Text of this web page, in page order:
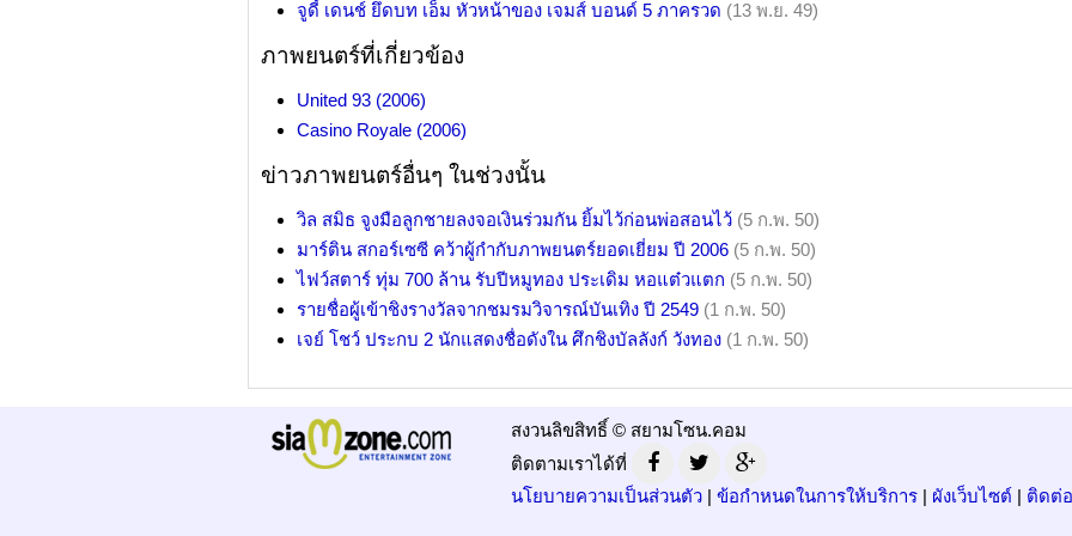
จูดี้ เดนช์ ยึดบท เอ็ม หัวหน้าของ เจมส์ บอนด์ 5 ภาครวด (13 พ.ย. 49)
ภาพยนตร์ที่เกี่ยวข้อง
United 93 (2006)
Casino Royale (2006)
ข่าวภาพยนตร์อื่นๆ ในช่วงนั้น
วิล สมิธ จูงมือลูกชายลงจอเงินร่วมกัน ยิ้มไว้ก่อนพ่อสอนไว้ (5 ก.พ. 50)
มาร์ติน สกอร์เซซี คว้าผู้กำกับภาพยนตร์ยอดเยี่ยม ปี 2006 (5 ก.พ. 50)
ไฟว์สตาร์ ทุ่ม 700 ล้าน รับปีหมูทอง ประเดิม หอแต๋วแตก (5 ก.พ. 50)
รายชื่อผู้เข้าชิงรางวัลจากชมรมวิจารณ์บันเทิง ปี 2549 (1 ก.พ. 50)
เจย์ โชว์ ประกบ 2 นักแสดงชื่อดังใน ศึกชิงบัลลังก์ วังทอง (1 ก.พ. 50)
สงวนลิขสิทธิ์ © สยามโซน.คอม
ติดตามเราได้ที่
นโยบายความเป็นส่วนตัว | ข้อกำหนดในการให้บริการ | ผังเว็บไซต์ | ติดต่